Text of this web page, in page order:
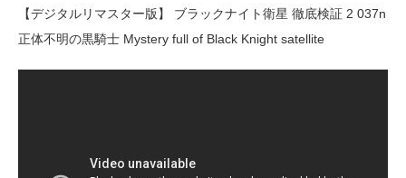
【デジタルリマスター版】 ブラックナイト衛星 徹底検証 2 037n
正体不明の黒騎士 Mystery full of Black Knight satellite